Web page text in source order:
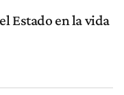
Estado en la vida